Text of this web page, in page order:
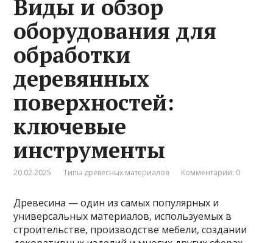
Виды и обзор
оборудования для
обработки
деревянных
поверхностей:
ключевые
инструменты
20.02.2025 Типы древесных материалов Комментарии: 0
Древесина — один из самых популярных и
универсальных материалов, используемых в
строительстве, производстве мебели, создании